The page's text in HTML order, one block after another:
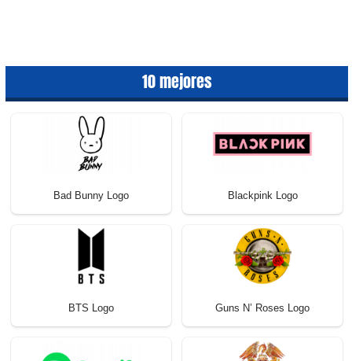
10 mejores
Bad Bunny Logo Blackpink Logo
BTS Logo Guns N’ Roses Logo